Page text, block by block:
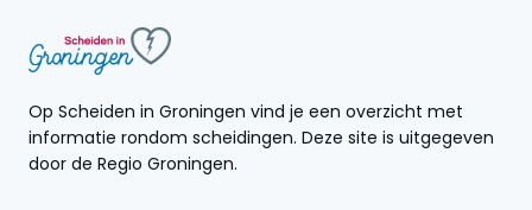
Op Scheiden in Groningen vind je een overzicht met
informatie rondom scheidingen. Deze site is uitgegeven
door de Regio Groningen.